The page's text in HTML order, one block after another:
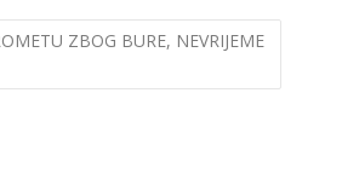
ZBOG BURE, NEVRIJEME